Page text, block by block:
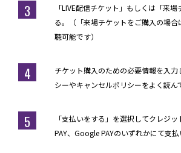
3
「LIVE配信チケット」もしくは「来
る。（「来場チケットをご購入の場
聴可能です）
4
チケット購入のための必要情報を入力
シーやキャンセルポリシーをよく読ん
5
「支払いをする」を選択してクレジ
PAY、Google PAYのいずれかにて支払